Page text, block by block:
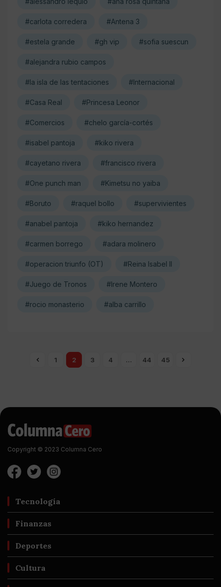
#carlota corredera #Antena 3
#estela grande #gh vip #sofia suescun
#alejandra rubio campos
#la isla de las tentaciones #Internacional
#Casa Real #Princesa Leonor
#Comercios #chelo garcía-cortés
#isabel pantoja #kiko rivera
#cayetano rivera #francisco rivera
#One punch man #Kimetsu no yaiba
#Boruto #raquel bollo #supervivientes
#anabel pantoja #kiko hernandez
#carmen borrego #adara molinero
#operacion triunfo (OT) #Reina Isabel II
#Juego de Tronos #Irene Montero
#rocio monasterio #alba carrillo
1 2 3 4 … 44 45
Copyright © 2023 Columna Cero
Tecnología
Finanzas
Deportes
Cultura